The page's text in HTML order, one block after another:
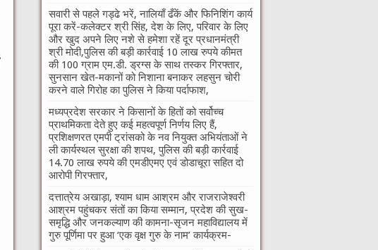
सवारी से पहले गड्ढे भरें, नालियाँ ढँकें और फिनिशिंग कार्य
पूरा करें-कलेक्टर श्री सिंह, देश के लिए, परिवार के लिए
और खुद अपने लिए नशे से हमेशा रहें दूर प्रधानमंत्री
श्री मोदी,पुलिस की बड़ी कार्रवाई 10 लाख रुपये कीमत
की 100 ग्राम एम.डी. ड्रग्स के साथ तस्कर गिरफ्तार,
सुनसान खेत-मकानों को निशाना बनाकर लहसुन चोरी
करने वाले गिरोह का पुलिस ने किया पर्दाफाश,
मध्यप्रदेश सरकार ने किसानों के हितों को सर्वोच्च
प्राथमिकता देते हुए कई महत्वपूर्ण निर्णय लिए हैं,
प्रशिक्षणरत एमपी ट्रांसको के नव नियुक्त अभियंताओं ने
ली कार्यस्थल सुरक्षा की शपथ, पुलिस की बड़ी कार्रवाई
14.70 लाख रुपये की एमडीएमए एवं डोडाचूरा सहित दो
आरोपी गिरफ्तार,
दत्तात्रेय अखाड़ा, श्याम धाम आश्रम और राजराजेश्वरी
आश्रम पहुंचकर संतों का किया सम्मान, प्रदेश की सुख-
समृद्धि और जनकल्याण की कामना-सृजन महाविद्यालय में
गुरु पूर्णिमा पर हुआ ‘एक वृक्ष गुरु के नाम’ कार्यक्रम-